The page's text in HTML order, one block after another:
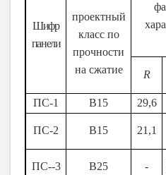
Шифр
панели
проектный
класс по
прочности
на сжатие
R
ПС-1 В15 29,6
ПС-2 В15 21,1
ПС--3 В25 -